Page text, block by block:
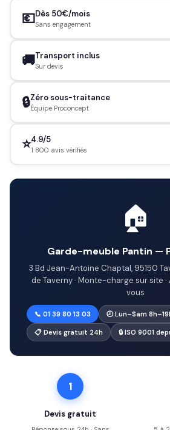
💶Dès 50€/mois
Sans engagement
🚚Transport inclus
Sur devis
🔒Zéro sous-traitance
Équipe Proconcept
⭐4.9/5
1 800 avis vérifiés
🏠
Garde-meuble Pantin —
3 Bd Jean-Antoine Chaptal, 95150
de Taverny · Monte-charge sur site
vous
📞 01 39 80 13 03 🕗 Lun–Sam
📋 Devis gratuit 24h 🔒 ISO 9001
1
Devis gratuit